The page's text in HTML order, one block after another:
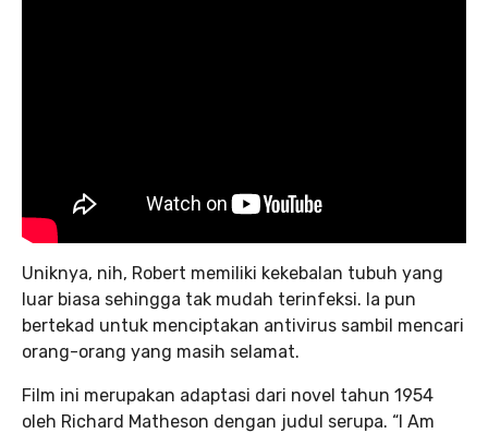
Uniknya, nih, Robert memiliki kekebalan tubuh yang
luar biasa sehingga tak mudah terinfeksi. Ia pun
bertekad untuk menciptakan antivirus sambil mencari
orang-orang yang masih selamat.
Film ini merupakan adaptasi dari novel tahun 1954
oleh Richard Matheson dengan judul serupa. “I Am